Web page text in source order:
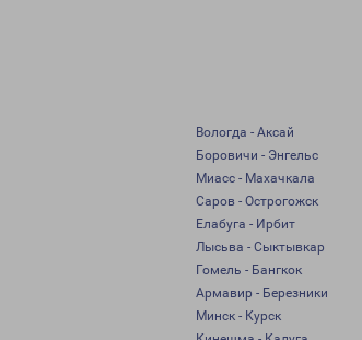
Вологда - Аксай
Боровичи - Энгельс
Миасс - Махачкала
Саров - Острогожск
Елабуга - Ирбит
Лысьва - Сыктывкар
Гомель - Бангкок
Армавир - Березники
Минск - Курск